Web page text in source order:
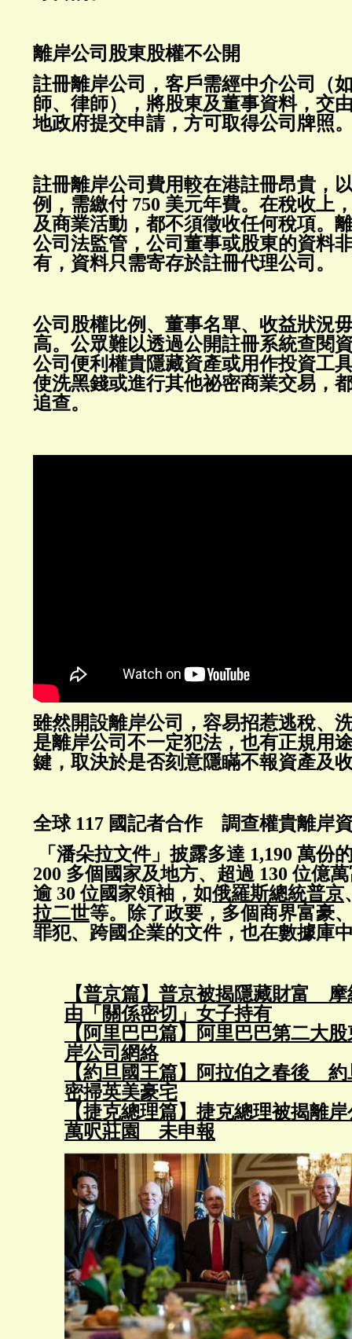
離岸公司股東股權不公開
註冊離岸公司，客戶需經中介公司（
師、律師），將股東及董事資料，交
地政府提交申請，方可取得公司牌照
註冊離岸公司費用較在港註冊昂貴，
例，需繳付 750 美元年費。在稅收上
及商業活動，都不須徵收任何稅項。
公司法監管，公司董事或股東的資料
有，資料只需寄存於註冊代理公司。
公司股權比例、董事名單、收益狀況
高。公眾難以透過公開註冊系統查閱
公司便利權貴隱藏資產或用作投資工
使洗黑錢或進行其他祕密商業交易，
追查。
雖然開設離岸公司，容易招惹逃稅、
是離岸公司不一定犯法，也有正規用
鍵，取決於是否刻意隱瞞不報資產及
全球 117 國記者合作 調查權貴離岸
「潘朵拉文件」披露多達 1,190 萬份
200 多個國家及地方、超過 130 位億
逾 30 位國家領袖，如俄羅斯總統普京
拉二世等。除了政要，多個商界富豪
罪犯、跨國企業的文件，也在數據庫
【普京篇】普京被揭隱藏財富
由「關係密切」女子持有
【阿里巴巴篇】阿里巴巴第二大
岸公司網絡
【約旦國王篇】阿拉伯之春後
密掃英美豪宅
【捷克總理篇】捷克總理被揭離
萬呎莊園 未申報